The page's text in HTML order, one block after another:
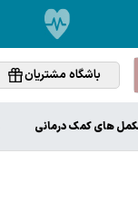
باشگاه مشتریان
های کمک درمانی